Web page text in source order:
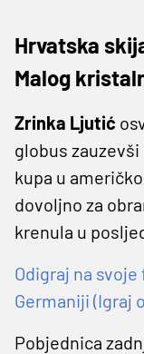
Hrvatska
Malog
Zrinka Ljutić
globus
kupa u
dovoljno za
krenula u
Odigraj na
Germaniji (Igraj
Pobjednica